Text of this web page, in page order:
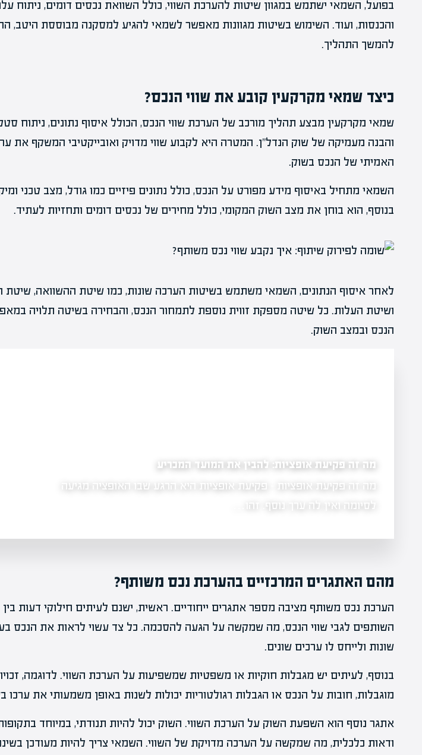
בפועל, השמאי ישתמש במגוון שיטות להערכת השווי, כולל השוואת נכסים דומים, ניתוח
והכנסות, ועוד. השימוש בשיטות מגוונות מאפשר לשמאי להגיע למסקנה מבוססת היטב,
להמשך התהליך.
כיצד שמאי מקרקעין קובע את שווי הנכס?
שמאי מקרקעין מבצע תהליך מורכב של הערכת שווי הנכס, הכולל איסוף נתונים, ניתוח
והבנה מעמיקה של שוק הנדל"ן. המטרה היא לקבוע שווי מדויק ואובייקטיבי המשקף את
האמיתי של הנכס בשוק.
השמאי מתחיל באיסוף מידע מפורט על הנכס, כולל נתונים פיזיים כמו גודל, מצב טכני
בנוסף, הוא בוחן את מצב השוק המקומי, כולל מחירים של נכסים דומים ותחזיות לעתיד.
לאחר איסוף הנתונים, השמאי משתמש בשיטות הערכה שונות, כמו שיטת ההשוואה, שיטת
ושיטת העלות. כל שיטה מספקת זווית נוספת לתמחור הנכס, והבחירה בשיטה תלויה
הנכס ובמצב השוק.
מה זה פקיעת אופציות: להבין את המועד המכריע
מה זה פקיעת אופציות - פקיעת אופציות היא הרגע שבו האופציה מגיעה
לסיומה ואין לה ערך נוסף. זהו…
מה זה אופציות
מהם האתגרים המרכזיים בהערכת נכס משותף?
הערכת נכס משותף מציבה מספר אתגרים ייחודיים. ראשית, ישנם לעיתים חילוקי דעות בין
השותפים לגבי שווי הנכס, מה שמקשה על הגעה להסכמה. כל צד עשוי לראות את הנכס
שונות ולייחס לו ערכים שונים.
בנוסף, לעיתים יש מגבלות חוקיות או משפטיות שמשפיעות על הערכת השווי. לדוגמה,
מוגבלות, חובות על הנכס או הגבלות רגולטוריות יכולות לשנות באופן משמעותי את ערכו
אתגר נוסף הוא השפעת השוק על הערכת השווי. השוק יכול להיות תנודתי, במיוחד
ודאות כלכלית, מה שמקשה על הערכה מדויקת של השווי. השמאי צריך להיות מעודכן